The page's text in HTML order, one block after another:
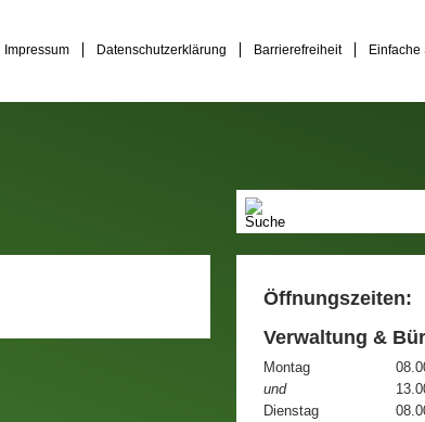
Impressum Datenschutzerklärung Barrierefreiheit Einfache
Öffnungszeiten:
Verwaltung &
Montag
und
Dienstag